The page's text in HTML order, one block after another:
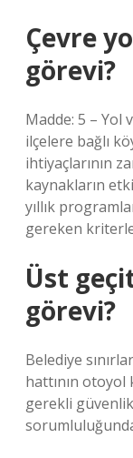
Çevre
görevi?
Madde: 5 – Yol
ilçelere bağlı
ihtiyaçlarının
kaynakların
yıllık
gereken
Üst
görevi?
Belediye
hattının otoyol
gerekli